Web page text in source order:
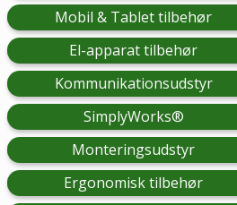
Mobil & Tablet tilbehør
El-apparat tilbehør
Kommunikationsudstyr
SimplyWorks®
Monteringsudstyr
Ergonomisk tilbehør